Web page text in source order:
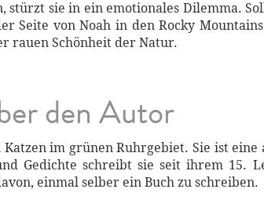
stürzt sie in ein emotionales Dilemma.
Seite von Noah in den Rocky
rauen Schönheit der Natur.
den Autor
im grünen Ruhrgebiet. Sie ist eine
Gedichte schreibt sie seit ihrem 15.
einmal selber ein Buch zu schreiben.